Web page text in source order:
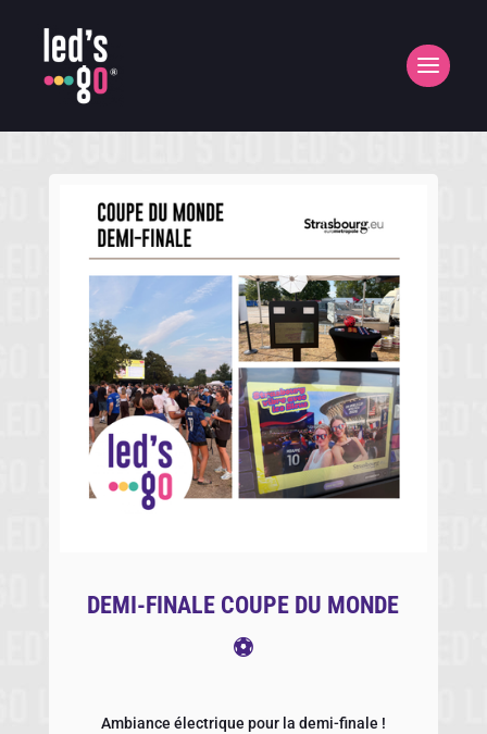
DEMI-FINALE COUPE DU MONDE
⚽
Ambiance électrique pour la demi-finale !